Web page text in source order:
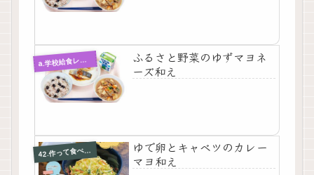
a
.学校給食レシピ
ふるさと野菜のゆずマヨネ
ーズ和え
42.作って食べて伝えよう おうちでクッキング集
ゆで卵とキャベツのカレー
マヨ和え